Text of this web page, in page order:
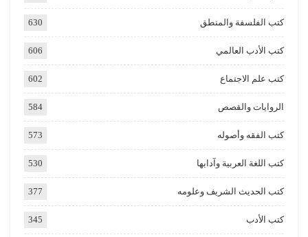
كتب الفلسفة والمنطق 630
كتب الأدب العالمي 606
كتب علم الاجتماع 602
الروايات والقصص 584
كتب الفقه وأصوله 573
كتب اللغة العربية وآدابها 530
كتب الحديث الشريف وعلومه 377
كتب الأدب 345